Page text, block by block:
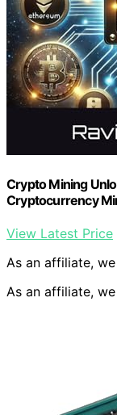
Crypto Mining
Cryptocurrency
View Latest Price
As an affiliate,
As an affiliate,